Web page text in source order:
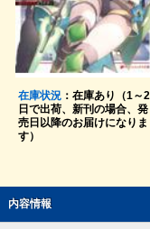
在庫状況：在庫あり（1～2
日で出荷、新刊の場合、発
売日以降のお届けになりま
す）
内容情報